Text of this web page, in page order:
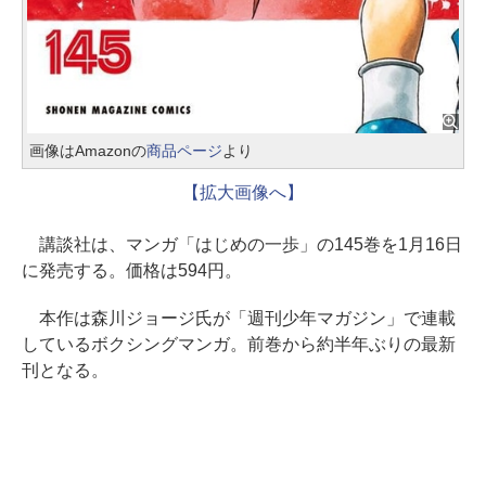
画像はAmazonの商品ページより
【拡大画像へ】
講談社は、マンガ「はじめの一歩」の145巻を1月16日
に発売する。価格は594円。
本作は森川ジョージ氏が「週刊少年マガジン」で連載
しているボクシングマンガ。前巻から約半年ぶりの最新
刊となる。